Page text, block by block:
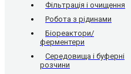
Фільтрація і очищення
Робота з рідинами
Біореактори/
ферментери
Середовища і буферні
розчини